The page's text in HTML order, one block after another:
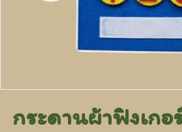
กระดานผ้าฟิงเก